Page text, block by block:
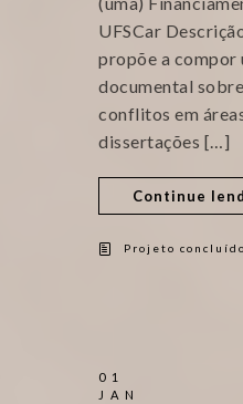
UFSCar
propõe a compor
documental
conflitos em
dissertações […]
Continue
Projeto concluído
01
JAN